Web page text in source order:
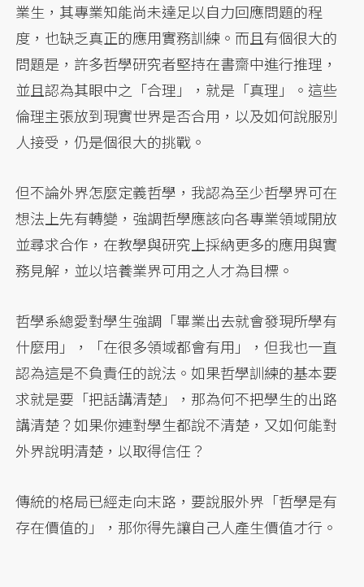
業生，其專業知能尚未達足以自力回應問題的程
度，也缺乏真正的應用實務訓練。而且有個很大的
問題是，許多哲學研究者堅持在書齋中進行推理，
並且認為其眼中之「合理」，就是「真理」。這些
倫理主張放到現實世界是否合用，以及如何說服別
人接受，仍是個很大的挑戰。
但不論外界怎麼定義哲學，我認為至少哲學界可在
想法上先有轉變，強調哲學應該向各專業領域開放
並尋求合作，在教學與研究上採納更多的應用與實
務見解，並以培養業界可用之人才為目標。
哲學系總愛對學生強調「畢業出去就會發現所學有
什麼用」，「在很多領域都會有用」，但我也一直
認為這是不負責任的說法。如果哲學訓練的基本要
求就是要「把話講清楚」，那為何不把學生的出路
講清楚？如果你連對學生都說不清楚，又如何能對
外界說明清楚，以取得信任？
傳統的格局已經走向末路，要說服外界「哲學是有
存在價值的」，那你得先讓自己人產生價值才行。